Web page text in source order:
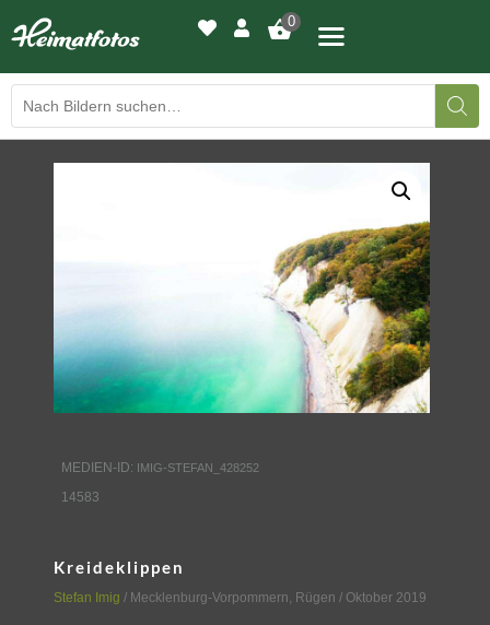
0
DRUCKQUALITÄTEN
LED-LEUCHTBILDER
WIR DRUCKEN IHR BILD
AUSSTELLUNGEN
KONTAKT
MEDIEN-ID: IMIG-STEFAN_428252
14583
Kreideklippen
Stefan Imig / Mecklenburg-Vorpommern, Rügen / Oktober 2019